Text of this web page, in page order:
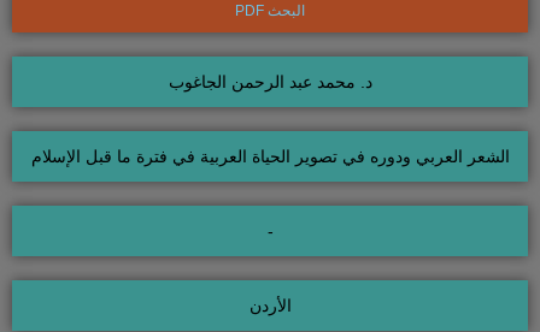
البحث PDF
د. محمد عبد الرحمن الجاغوب
الشعر العربي ودوره في تصوير الحياة العربية في فترة ما قبل الإسلام
-
الأردن